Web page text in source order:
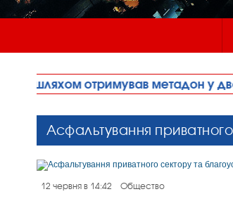
метадон у двох медичних
Асфальтування
12 червня в 14:42 Общество